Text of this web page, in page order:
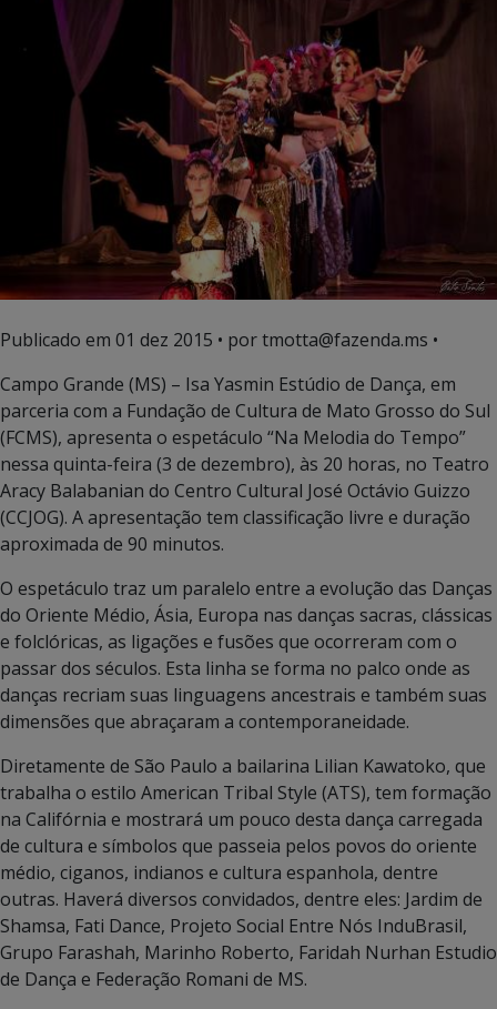
Publicado em 01 dez 2015 • por tmotta@fazenda.ms •
Campo Grande (MS) – Isa Yasmin Estúdio de Dança, em
parceria com a Fundação de Cultura de Mato Grosso do Sul
(FCMS), apresenta o espetáculo “Na Melodia do Tempo”
nessa quinta-feira (3 de dezembro), às 20 horas, no Teatro
Aracy Balabanian do Centro Cultural José Octávio Guizzo
(CCJOG). A apresentação tem classificação livre e duração
aproximada de 90 minutos.
O espetáculo traz um paralelo entre a evolução das Danças
do Oriente Médio, Ásia, Europa nas danças sacras, clássicas
e folclóricas, as ligações e fusões que ocorreram com o
passar dos séculos. Esta linha se forma no palco onde as
danças recriam suas linguagens ancestrais e também suas
dimensões que abraçaram a contemporaneidade.
Diretamente de São Paulo a bailarina Lilian Kawatoko, que
trabalha o estilo American Tribal Style (ATS), tem formação
na Califórnia e mostrará um pouco desta dança carregada
de cultura e símbolos que passeia pelos povos do oriente
médio, ciganos, indianos e cultura espanhola, dentre
outras. Haverá diversos convidados, dentre eles: Jardim de
Shamsa, Fati Dance, Projeto Social Entre Nós InduBrasil,
Grupo Farashah, Marinho Roberto, Faridah Nurhan Estudio
de Dança e Federação Romani de MS.